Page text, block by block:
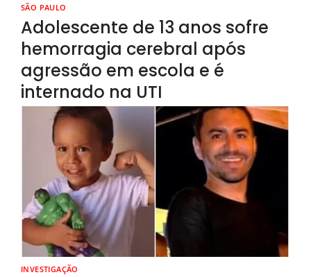
SÃO PAULO
Adolescente de 13 anos sofre
hemorragia cerebral após
agressão em escola e é
internado na UTI
INVESTIGAÇÃO